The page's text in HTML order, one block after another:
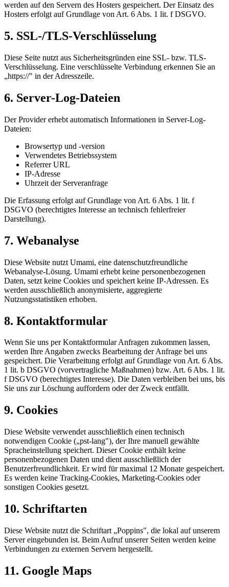
werden auf den Servern des Hosters gespeichert. Der Einsatz des
Hosters erfolgt auf Grundlage von Art. 6 Abs. 1 lit. f DSGVO.
5. SSL-/TLS-Verschlüsselung
Diese Seite nutzt aus Sicherheitsgründen eine SSL- bzw. TLS-
Verschlüsselung. Eine verschlüsselte Verbindung erkennen Sie an
„https://" in der Adresszeile.
6. Server-Log-Dateien
Der Provider erhebt automatisch Informationen in Server-Log-
Dateien:
Browsertyp und -version
Verwendetes Betriebssystem
Referrer URL
IP-Adresse
Uhrzeit der Serveranfrage
Die Erfassung erfolgt auf Grundlage von Art. 6 Abs. 1 lit. f
DSGVO (berechtigtes Interesse an technisch fehlerfreier
Darstellung).
7. Webanalyse
Diese Website nutzt Umami, eine datenschutzfreundliche
Webanalyse-Lösung. Umami erhebt keine personenbezogenen
Daten, setzt keine Cookies und speichert keine IP-Adressen. Es
werden ausschließlich anonymisierte, aggregierte
Nutzungsstatistiken erhoben.
8. Kontaktformular
Wenn Sie uns per Kontaktformular Anfragen zukommen lassen,
werden Ihre Angaben zwecks Bearbeitung der Anfrage bei uns
gespeichert. Die Verarbeitung erfolgt auf Grundlage von Art. 6 Abs.
1 lit. b DSGVO (vorvertragliche Maßnahmen) bzw. Art. 6 Abs. 1 lit.
f DSGVO (berechtigtes Interesse). Die Daten verbleiben bei uns, bis
Sie uns zur Löschung auffordern oder der Zweck entfällt.
9. Cookies
Diese Website verwendet ausschließlich einen technisch
notwendigen Cookie („pst-lang"), der Ihre manuell gewählte
Spracheinstellung speichert. Dieser Cookie enthält keine
personenbezogenen Daten und dient ausschließlich der
Benutzerfreundlichkeit. Er wird für maximal 12 Monate gespeichert.
Es werden keine Tracking-Cookies, Marketing-Cookies oder
sonstigen Cookies gesetzt.
10. Schriftarten
Diese Website nutzt die Schriftart „Poppins", die lokal auf unserem
Server eingebunden ist. Beim Aufruf unserer Seiten werden keine
Verbindungen zu externen Servern hergestellt.
11. Google Maps